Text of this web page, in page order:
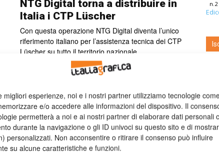
migliori esperienze, noi e i nostri partner utilizziamo tecnologie
e/o accedere alle informazioni del dispositivo. Il
permetterà a noi e ai nostri partner di elaborare dati personali
durante la navigazione o gli ID univoci su questo sito e di
personalizzati. Non acconsentire o ritirare il consenso può influire
su alcune caratteristiche e funzioni.
NTG Digital torna a distribuire in
Italia i CTP Lüscher
Con questa operazione NTG Digital diventa l’unico
riferimento italiano per l’assistenza tecnica dei CTP
Lüscher su tutto il territorio nazionale.
05/02/2014